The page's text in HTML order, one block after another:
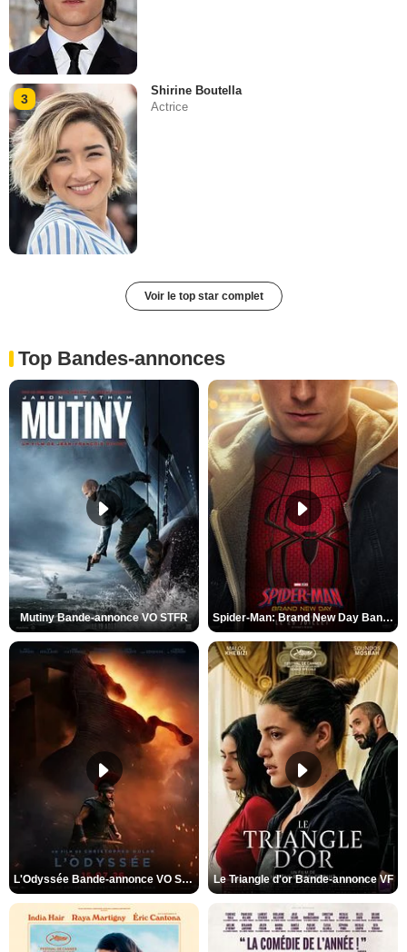
3
Shirine Boutella
Actrice
Voir le top star complet
Top Bandes-annonces
Mutiny Bande-annonce VO STFR Spider-Man: Brand New Day Bande-annonce VO STFR
L'Odyssée Bande-annonce VO STFR Le Triangle d'or Bande-annonce VF